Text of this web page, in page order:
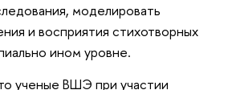
моделировать
и восприятия стихотворных
ином уровне.
ученые ВШЭ при участии